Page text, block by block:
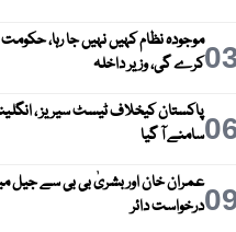
موجودہ نظام کہیں نہیں جا رہا،
کرے گی، وزیر داخلہ
سامنے آ گیا
عمران خان اور بشریٰ بی بی سے جیل
درخواست دائر